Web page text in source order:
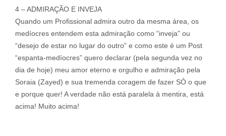
4 – ADMIRAÇÃO E INVEJA
Quando um Profissional admira outro da mesma área, os
medíocres entendem esta admiração como “inveja” ou
“desejo de estar no lugar do outro” e como este é um Post
“espanta-medíocres” quero declarar (pela segunda vez no
dia de hoje) meu amor eterno e orgulho e admiração pela
Soraia (Zayed) e sua tremenda coragem de fazer SÓ o que
e porque quer! A verdade não está paralela à mentira, está
acima! Muito acima!